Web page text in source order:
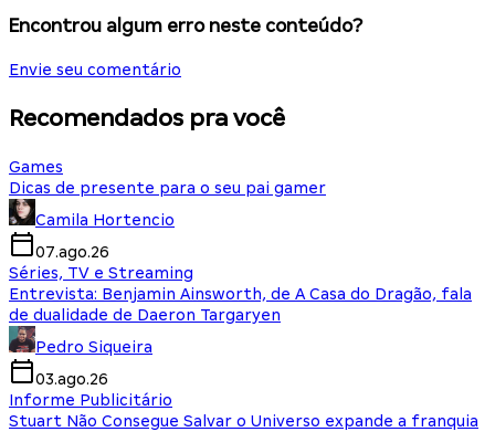
Encontrou algum erro neste conteúdo?
Envie seu comentário
Recomendados pra você
Games
Dicas de presente para o seu pai gamer
Camila Hortencio
07.ago.26
Séries, TV e Streaming
Entrevista: Benjamin Ainsworth, de A Casa do Dragão, fala
de dualidade de Daeron Targaryen
Pedro Siqueira
03.ago.26
Informe Publicitário
Stuart Não Consegue Salvar o Universo expande a franquia